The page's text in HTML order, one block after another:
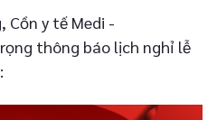
Cồn y tế Medi -
thông báo lịch nghỉ lễ